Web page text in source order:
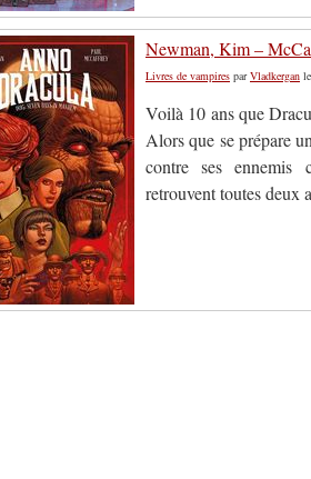
Newman, Kim –
Livres de vampires parVladkergan
Voilà 10 ans que
Alors que se prépare
contre ses ennemis
retrouvent toutes deux